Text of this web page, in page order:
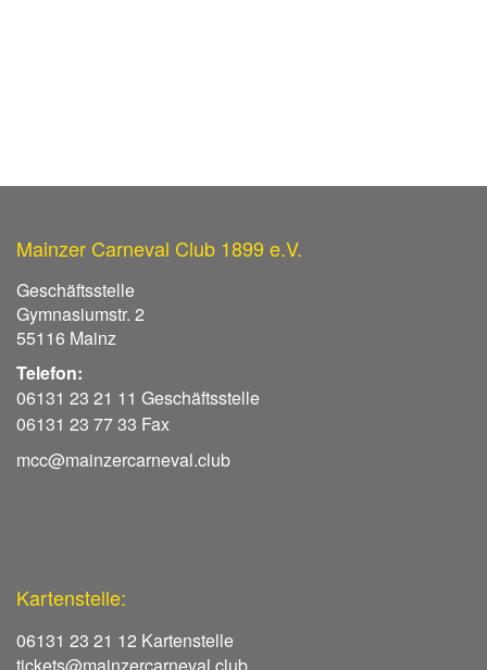
Mainzer Carneval Club 1899 e.V.
Geschäftsstelle
Gymnasiumstr. 2
55116 Mainz
Telefon:
06131 23 21 11 Geschäftsstelle
06131 23 77 33 Fax
mcc@mainzercarneval.club
Kartenstelle:
06131 23 21 12 Kartenstelle
tickets@mainzercarneval.club